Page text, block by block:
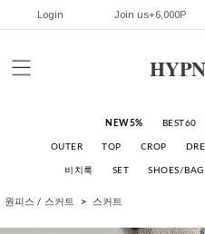
Login Join us+6,000P
NEW5% BEST60
OUTER TOP CROP
비치룩 SET SHOES/BAG
원피스 / 스커트 스커트